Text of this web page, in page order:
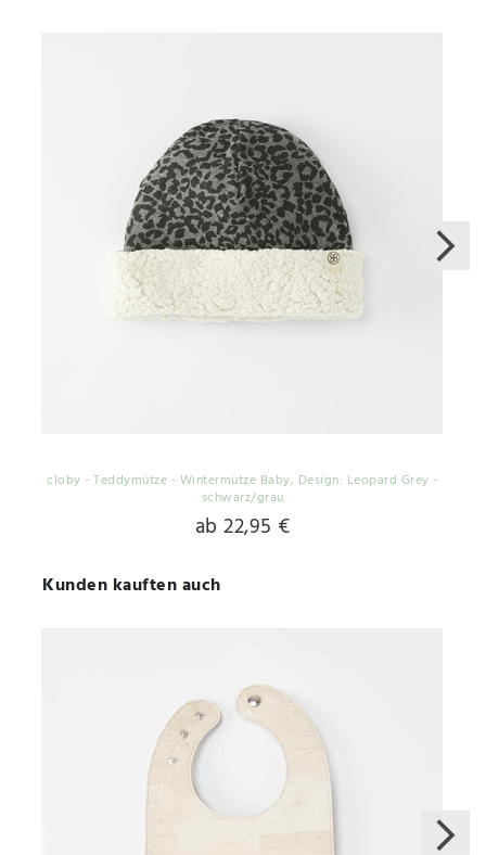
cloby - Teddymütze - Wintermütze Baby, Design: Leopard Grey -
schwarz/grau
ab 22,95 €
Kunden kauften auch